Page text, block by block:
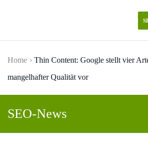
Home
Thin Content: Google stellt vier
mangelhafter Qualität vor
SEO-News